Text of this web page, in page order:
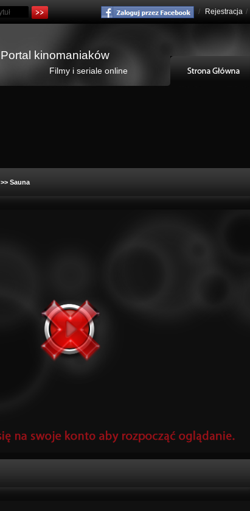
/ Rejestracja /
Portal kinomaniaków
Filmy i seriale online
>> Sauna